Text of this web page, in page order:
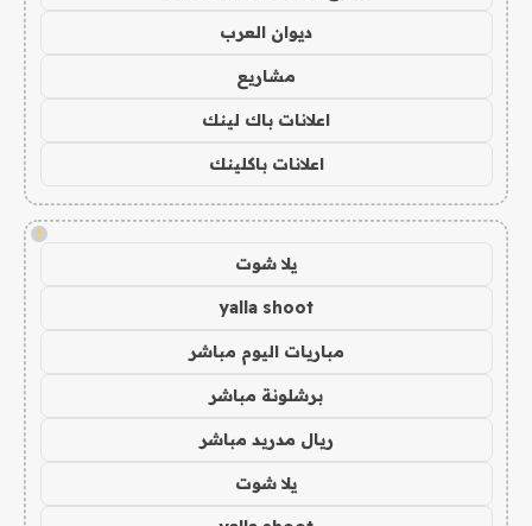
ديوان العرب
مشاريع
اعلانات باك لينك
اعلانات باكلينك
!
يلا شوت
yalla shoot
مباريات اليوم مباشر
برشلونة مباشر
ريال مدريد مباشر
يلا شوت